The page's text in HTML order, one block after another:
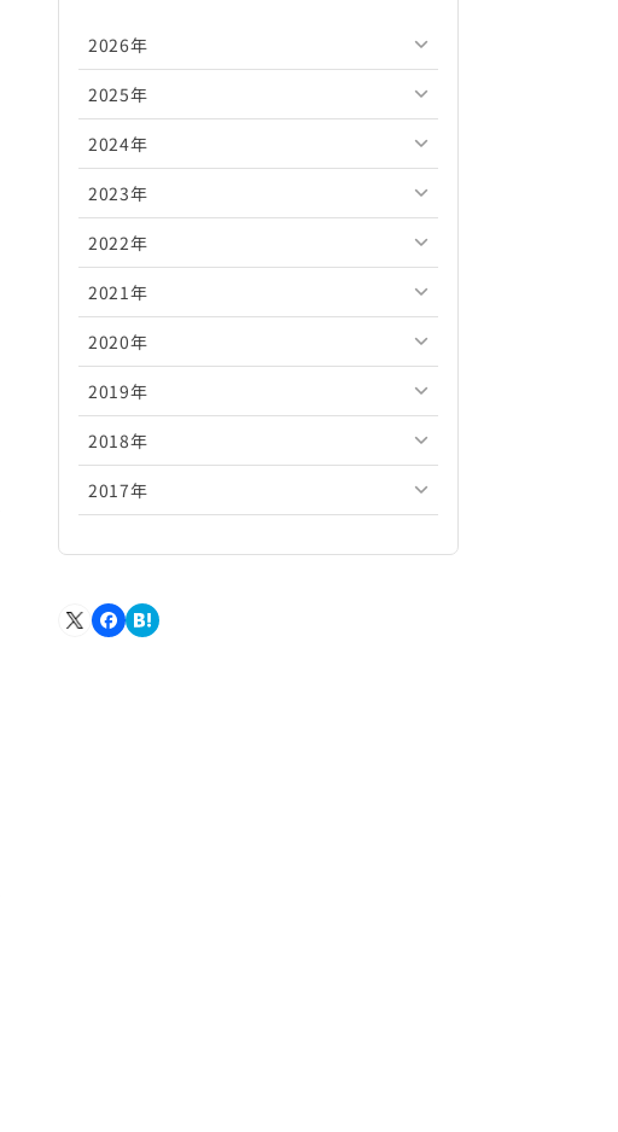
2026年
2026年8月
2026年7月
2026年6月
2026年5月
2026年4月
2026年3月
2026年2月
2026年1月
2025年
2025年12月
2025年11月
2025年10月
2025年9月
2025年8月
2025年7月
2025年6月
2025年5月
2025年2月
2024年
2024年12月
2024年11月
2024年10月
2024年9月
2024年8月
2024年7月
2024年6月
2024年3月
2023年
2023年12月
2023年11月
2023年10月
2023年9月
2023年8月
2023年7月
2023年4月
2022年
2022年12月
2022年11月
2022年10月
2022年9月
2022年8月
2022年5月
2021年
2021年12月
2021年11月
2021年10月
2021年9月
2021年6月
2020年
2020年12月
2020年11月
2020年10月
2020年7月
2019年
2019年12月
2019年11月
2019年8月
2018年
2018年12月
2018年9月
2017年
2017年10月